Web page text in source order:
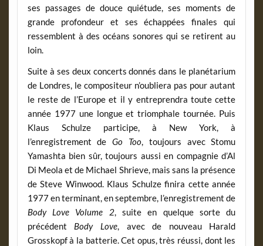
ses passages de douce quiétude, ses moments de
grande profondeur et ses échappées finales qui
ressemblent à des océans sonores qui se retirent au
loin.
Suite à ses deux concerts donnés dans le planétarium
de Londres, le compositeur n’oubliera pas pour autant
le reste de l’Europe et il y entreprendra toute cette
année 1977 une longue et triomphale tournée. Puis
Klaus Schulze participe, à New York, à
l’enregistrement deGo Too, toujours avec Stomu
Yamashta bien sûr, toujours aussi en compagnie d’Al
Di Meola et de Michael Shrieve, mais sans la présence
de Steve Winwood. Klaus Schulze finira cette année
1977 en terminant, en septembre, l’enregistrement de
Body Love Volume 2, suite en quelque sorte du
précédent Body Love, avec de nouveau Harald
Grosskopf à la batterie. Cet opus, très réussi, dont les